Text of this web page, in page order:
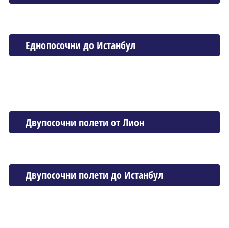
Еднопосочни до Истанбул
Двупосочни полети от Лион
Двупосочни полети до Истанбул